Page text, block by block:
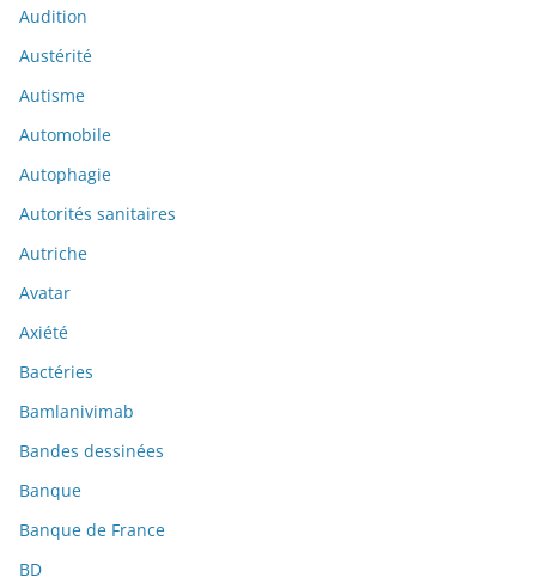
Audition
Austérité
Autisme
Automobile
Autophagie
Autorités sanitaires
Autriche
Avatar
Axiété
Bactéries
Bamlanivimab
Bandes dessinées
Banque
Banque de France
BD